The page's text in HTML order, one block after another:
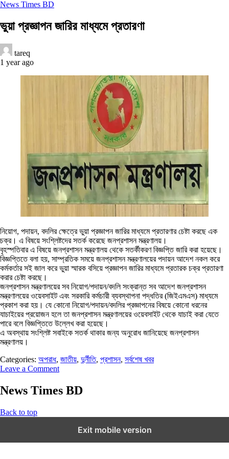
News Times BD
ভুয়া প্রজ্ঞাপন জারির মাধ্যমে প্রতারণা
tareq
1 year ago
নিয়োগ, পদায়ন, বদলির ক্ষেত্রে ভুয়া প্রজ্ঞাপন জারির মাধ্যমে প্রতারণার চেষ্টা করছে এক
চক্র। এ বিষয়ে সংশ্লিষ্টদের সতর্ক করেছে জনপ্রশাসন মন্ত্রণালয়।
বৃহস্পতিবার এ বিষয়ে জনপ্রশাসন মন্ত্রণালয় থেকে সতর্কীকরণ বিজ্ঞপ্তি জারি করা হয়েছে।
বিজ্ঞপ্তিতে বলা হয়, সাম্প্রতিক সময়ে জনপ্রশাসন মন্ত্রণালয়ের পদায়ন আদেশ নকল করে
কর্মকর্তার সই জাল করে ভুয়া স্মারক বসিয়ে প্রজ্ঞাপন জারির মাধ্যমে প্রতারক চক্র প্রতারণা
করার চেষ্টা করছে।
জনপ্রশাসন মন্ত্রণালয়ের সব নিয়োগ/পদায়ন/বদলি সংক্রান্ত সব আদেশ জনপ্রশাসন
মন্ত্রণালয়ের ওয়েবসাইট এবং সরকারি কর্মচারী ব্যবস্থাপনা পদ্ধতির (জিইএমএস) মাধ্যমে
প্রকাশ করা হয়। যে কোনো নিয়োগ/পদায়ন/বদলির প্রজ্ঞাপনের বিষয়ে কোনো ধরনের
যাচাইয়ের প্রয়োজন হলে তা জনপ্রশাসন মন্ত্রণালয়ের ওয়েবসাইট থেকে যাচাই করা যেতে
পারে বলে বিজ্ঞপ্তিতে উল্লেখ করা হয়েছে।
এ অবস্থায় সংশ্লিষ্ট সবাইকে সতর্ক থাকার জন্য অনুরোধ জানিয়েছে জনপ্রশাসন
মন্ত্রণালয়।
Categories: অপরাধ, জাতীয়, দুর্নীতি, প্রশাসন, সর্বশেষ খবর
Leave a Comment
News Times BD
Back to top
Exit mobile version